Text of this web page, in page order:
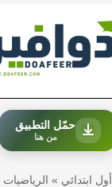
حمّل التطبيق
من هنا
أول ابتدائي » الرياضيات